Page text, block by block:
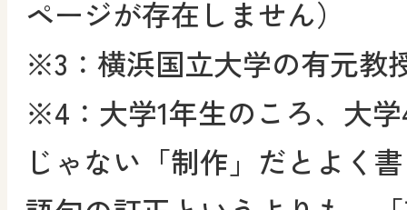
ページが存在しません）
※3：横浜国立大学の有元教
※4：大学1年生のころ、大
じゃない「制作」だとよく